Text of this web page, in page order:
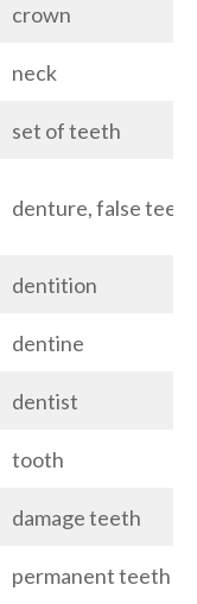
crown
neck
set of teeth
denture, false teeth
dentition
dentine
dentist
tooth
damage teeth
permanent teeth